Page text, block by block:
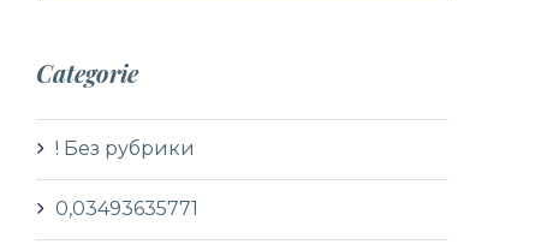
Categorie
! Без рубрики
0,03493635771